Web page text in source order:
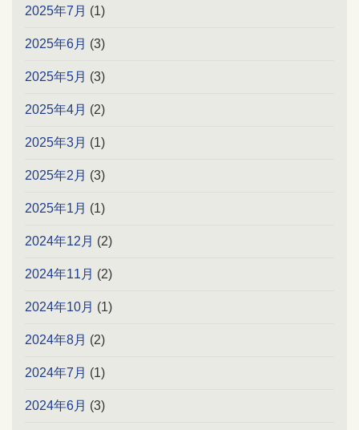
2025年7月 (1)
2025年6月 (3)
2025年5月 (3)
2025年4月 (2)
2025年3月 (1)
2025年2月 (3)
2025年1月 (1)
2024年12月 (2)
2024年11月 (2)
2024年10月 (1)
2024年8月 (2)
2024年7月 (1)
2024年6月 (3)